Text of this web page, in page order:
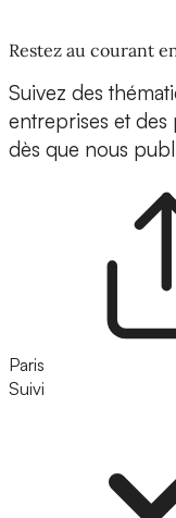
Restez au courant
Suivez des
entreprises et
dès que nous
Paris
Suivi